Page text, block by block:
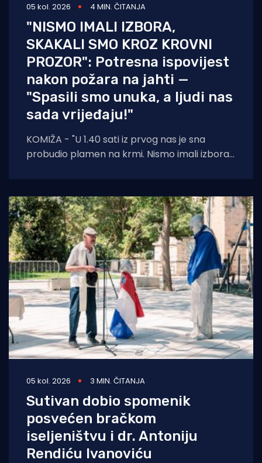
05 kol. 2026 4 MIN. ČITANJA
"NISMO IMALI IZBORA,
SKAKALI SMO KROZ KROVNI
PROZOR": Potresna ispovijest
nakon požara na jahti —
"Spasili smo unuka, a ljudi nas
sada vrijeđaju!"
KOMIŽA - "U 1.40 sati iz prvog nas je sna
probudio plamen na krmi. Nismo imali izbora
05 kol. 2026 3 MIN. ČITANJA
Sutivan dobio spomenik
posvećen bračkom
iseljeništvu i dr. Antoniju
Rendiću Ivanoviću